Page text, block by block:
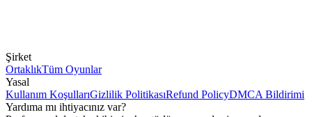
Şirket
OrtaklıkTüm Oyunlar
Yasal
Kullanım KoşullarıGizlilik PolitikasıRefund PolicyDMCA Bildirimi
Yardıma mı ihtiyacınız var?